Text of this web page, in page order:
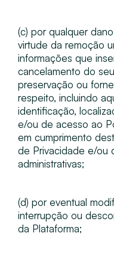
(c) por qualquer
virtude da remoção
informações que
cancelamento do
preservação ou
respeito, incluindo
identificação,
e/ou de acesso ao
em cumprimento
de Privacidade e/ou
administrativas;
(d) por eventual
interrupção ou
da Plataforma;